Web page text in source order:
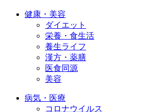
健康・美容
ダイエット
栄養・食生活
養生ライフ
漢方・薬膳
医食同源
美容
病気・医療
コロナウイルス